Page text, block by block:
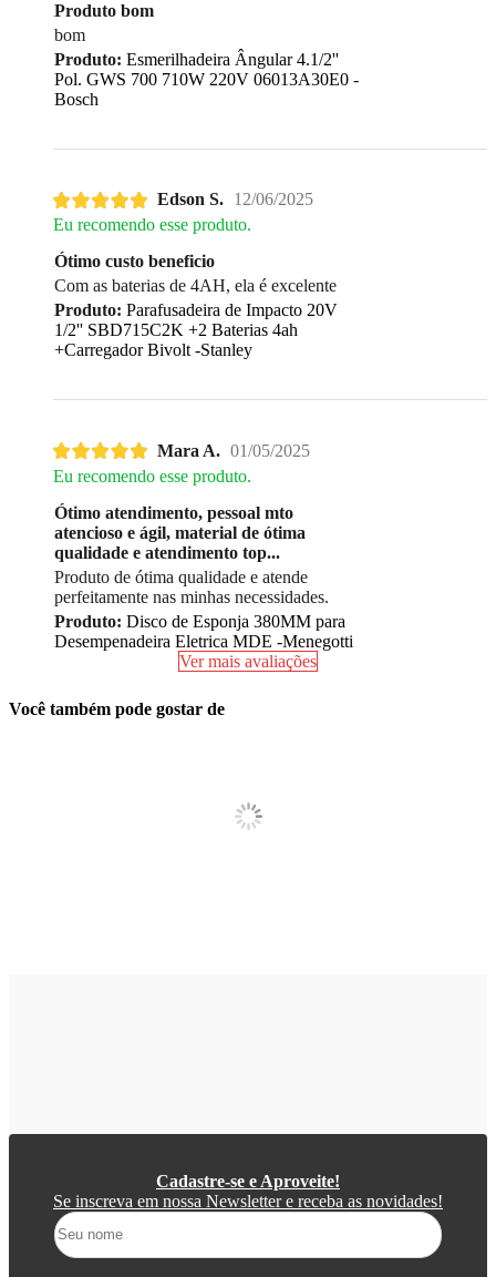
Produto bom
bom
Produto: Esmerilhadeira Ângular 4.1/2''
Pol. GWS 700 710W 220V 06013A30E0 -
Bosch
Edson S. 12/06/2025
Eu recomendo esse produto.
Ótimo custo beneficio
Com as baterias de 4AH, ela é excelente
Produto: Parafusadeira de Impacto 20V
1/2'' SBD715C2K +2 Baterias 4ah
+Carregador Bivolt -Stanley
Mara A. 01/05/2025
Eu recomendo esse produto.
Ótimo atendimento, pessoal mto
atencioso e ágil, material de ótima
qualidade e atendimento top...
Produto de ótima qualidade e atende
perfeitamente nas minhas necessidades.
Produto: Disco de Esponja 380MM para
Desempenadeira Eletrica MDE -Menegotti
Ver mais avaliações
Você também pode gostar de
Cadastre-se e Aproveite!
Se inscreva em nossa Newsletter e receba as novidades!